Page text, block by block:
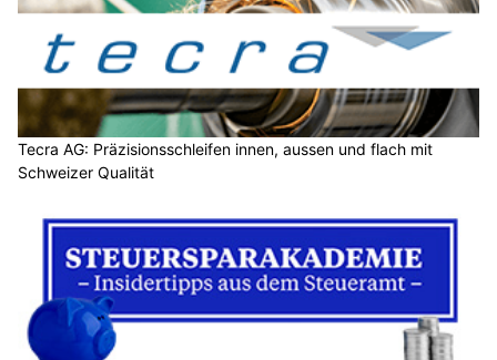
Tecra AG: Präzisionsschleifen innen, aussen und flach mit
Schweizer Qualität